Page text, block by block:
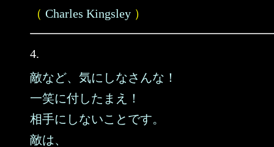
（ Charles Kingsley ）
4.
敵など、気にしなさんな！
一笑に付したまえ！
相手にしないことです。
敵は、